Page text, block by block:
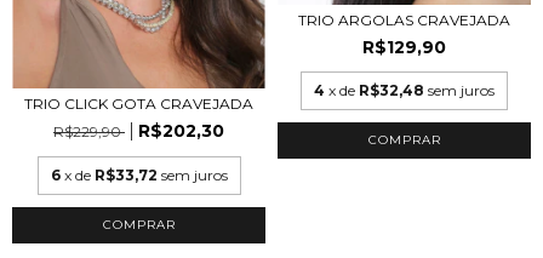
TRIO CLICK GOTA CRAVEJADA
R$229,90
R$202,30
6 x de R$33,72 sem juros
COMPRAR
TRIO ARGOLAS CRAVEJADA
R$129,90
4 x de R$32,48 sem juros
COMPRAR